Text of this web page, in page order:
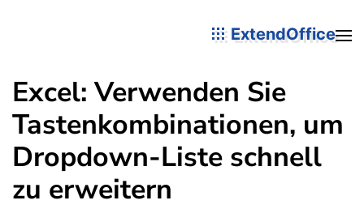
ExtendOffice
Excel: Verwenden Sie
Tastenkombinationen, um
Dropdown-Liste schnell
zu erweitern